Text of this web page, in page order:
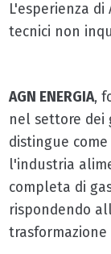
L'esperienza di
tecnici non
AGN ENERGIA,
nel settore dei
distingue
l'industria
completa di
rispondendo